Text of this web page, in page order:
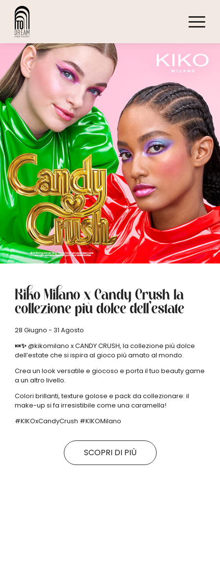
Kiko Milano x Candy Crush la
collezione più dolce dell’estate
28 Giugno - 31 Agosto
🍬✨@kikomilano x CANDY CRUSH, la collezione più dolce
dell’estate che si ispira al gioco più amato al mondo.
Crea un look versatile e giocoso e porta il tuo beauty game
a un altro livello.
Colori brillanti, texture golose e pack da collezionare: il
make-up si fa irresistibile come una caramella!
#KIKOxCandyCrush #KIKOMilano
SCOPRI DI PIÙ